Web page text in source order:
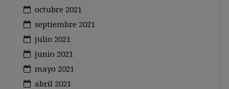
octubre 2021
septiembre 2021
julio 2021
junio 2021
mayo 2021
abril 2021